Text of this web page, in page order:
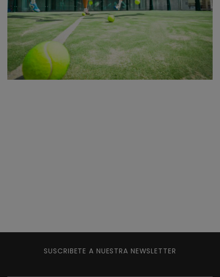
SUSCRIBETE A NUESTRA NEWSLETTER